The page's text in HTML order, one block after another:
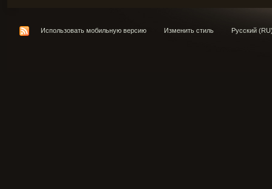
Использовать мобильную версию Изменить стиль Русский